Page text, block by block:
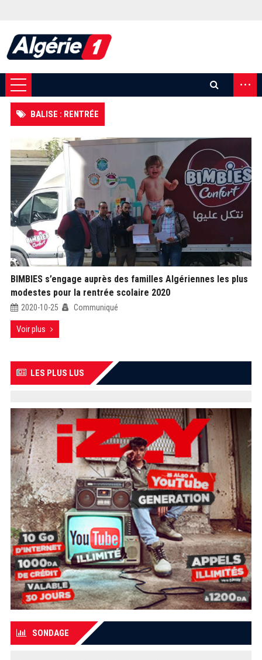
...
BALISE : RENTRÉE
BIMBIES s’engage auprès des familles Algériennes les plus
modestes pour la rentrée scolaire 2020
2020-10-25 Communiqué
Voir plus
LES PLUS LUS
SONDAGE